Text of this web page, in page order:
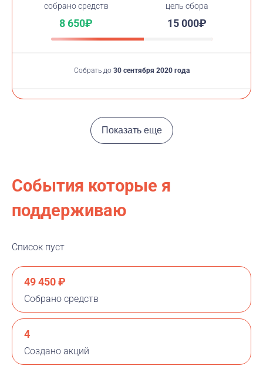
cобрано средств
8 650₽
цель сбора
15 000₽
Собрать до 30 сентября 2020 года
Показать еще
События которые я
поддерживаю
Список пуст
49 450 ₽
Собрано средств
4
Создано акций